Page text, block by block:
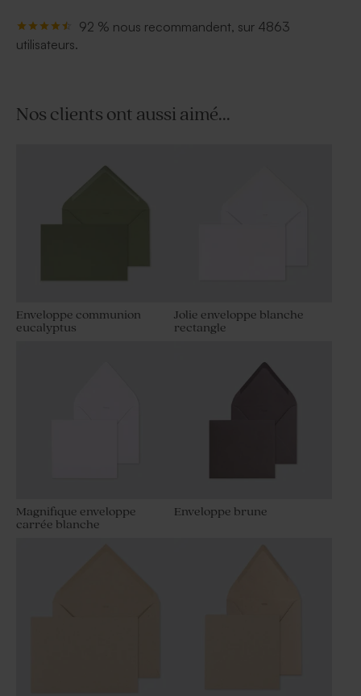
92 % nous recommandent, sur 4863
utilisateurs.
Nos clients ont aussi aimé...
Enveloppe communion
eucalyptus
Jolie enveloppe blanche
rectangle
Magnifique enveloppe
carrée blanche
Enveloppe brune